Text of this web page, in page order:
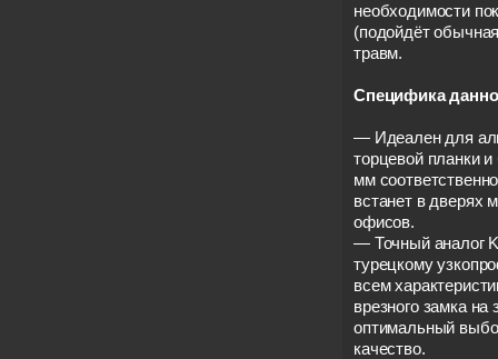
необходимости
(подойдёт
травм.
Специфика
— Идеален для
торцевой планки
мм
встанет в дверях
офисов.
— Точный аналог
турецкому
всем
врезного замка
оптимальный
качество.